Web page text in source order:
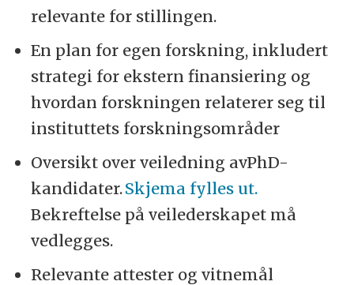
relevante for stillingen.
En plan for egen forskning, inkludert
strategi for ekstern finansiering og
hvordan forskningen relaterer seg til
instituttets forskningsområder
Oversikt over veiledning avPhD-
kandidater.Skjema fylles ut.
Bekreftelse på veilederskapet må
vedlegges.
Relevante attester og vitnemål